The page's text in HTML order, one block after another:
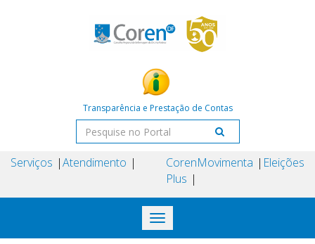
Transparência e Prestação de Contas
Serviços Atendimento
Coren
Plus
Movimenta Eleições
Toggle
navigation